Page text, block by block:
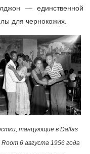
— единственной
для чернокожих.
танцующие в Dallas
Room 6 августа 1956 года